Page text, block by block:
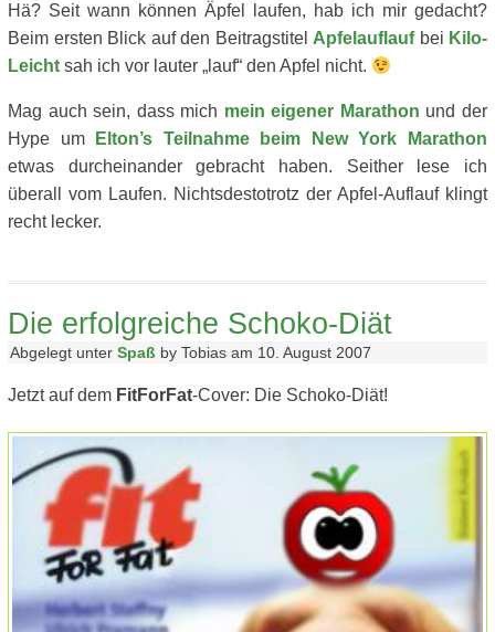
Hä? Seit wann können Äpfel laufen, hab ich mir gedacht?
Beim ersten Blick auf den Beitragstitel Apfelauflaufbei Kilo-
Leicht sah ich vor lauter „lauf“ den Apfel nicht.
Mag auch sein, dass mich mein eigener Marathon und der
Hype um
Elton’s Teilnahme beim New York Marathon
etwas durcheinander gebracht haben. Seither lese ich
überall vom Laufen. Nichtsdestotrotz der Apfel-Auflauf klingt
recht lecker.
Die erfolgreiche Schoko-Diät
Abgelegt unter Spaß by Tobias am 10. August 2007
Jetzt auf dem FitForFat-Cover: Die Schoko-Diät!